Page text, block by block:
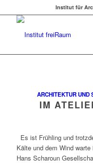
Institut für
ARCHITEKTUR UND
IM
Es ist Frühling und
Kälte und dem Wind
Hans Scharoun